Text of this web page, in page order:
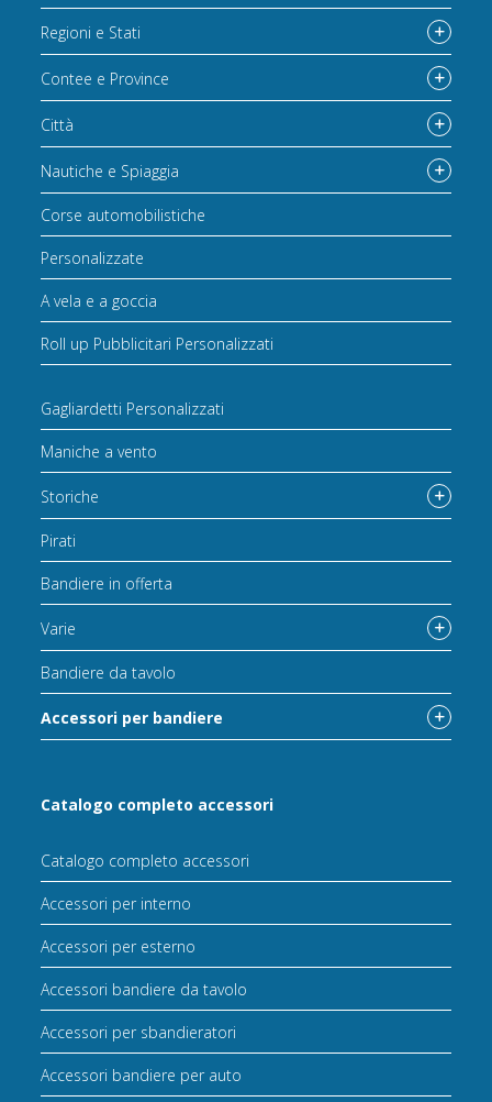
Regioni e Stati
Contee e Province
Città
Nautiche e Spiaggia
Corse automobilistiche
Personalizzate
A vela e a goccia
Roll up Pubblicitari Personalizzati
Gagliardetti Personalizzati
Maniche a vento
Storiche
Pirati
Bandiere in offerta
Varie
Bandiere da tavolo
Accessori per bandiere
Catalogo completo accessori
Catalogo completo accessori
Accessori per interno
Accessori per esterno
Accessori bandiere da tavolo
Accessori per sbandieratori
Accessori bandiere per auto